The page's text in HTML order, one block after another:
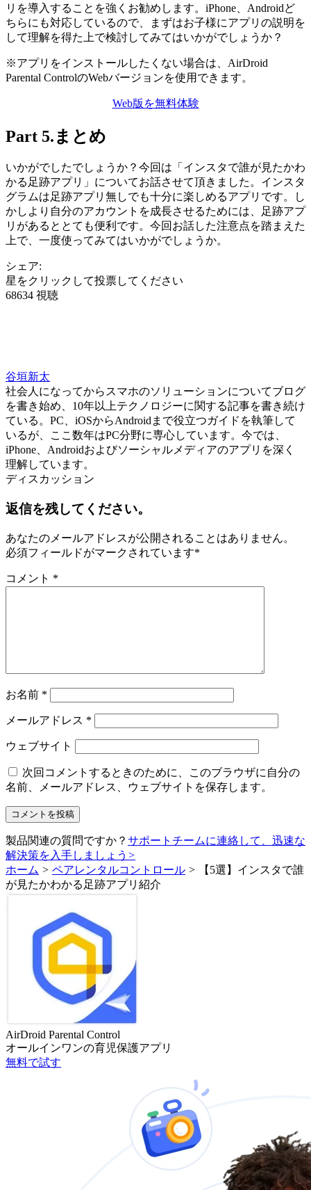
リを導入することを強くお勧めします。iPhone、Androidど
ちらにも対応しているので、まずはお子様にアプリの説明を
して理解を得た上で検討してみてはいかがでしょうか？
※アプリをインストールしたくない場合は、AirDroid
Parental ControlのWebバージョンを使用できます。
Web版を無料体験
Part 5.まとめ
いかがでしたでしょうか？今回は「インスタで誰が見たかわ
かる足跡アプリ」についてお話させて頂きました。インスタ
グラムは足跡アプリ無しでも十分に楽しめるアプリです。し
かしより自分のアカウントを成長させるためには、足跡アプ
リがあるととても便利です。今回お話した注意点を踏まえた
上で、一度使ってみてはいかがでしょうか。
シェア:
星をクリックして投票してください
68634 視聴
谷垣新太
社会人になってからスマホのソリューションについてブログ
を書き始め、10年以上テクノロジーに関する記事を書き続け
ている。PC、iOSからAndroidまで役立つガイドを執筆して
いるが、ここ数年はPC分野に専心しています。今では、
iPhone、Androidおよびソーシャルメディアのアプリを深く
理解しています。
ディスカッション
返信を残してください。
あなたのメールアドレスが公開されることはありません。
必須フィールドがマークされています*
コメント *
お名前 *
メールアドレス *
ウェブサイト
次回コメントするときのために、このブラウザに自分の
名前、メールアドレス、ウェブサイトを保存します。
製品関連の質問ですか？ サポートチームに連絡して、迅速な
解決策を入手しましょう >
ホーム > ペアレンタルコントロール > 【5選】インスタで誰
が見たかわかる足跡アプリ紹介
AirDroid Parental Control
オールインワンの育児保護アプリ
無料で試す